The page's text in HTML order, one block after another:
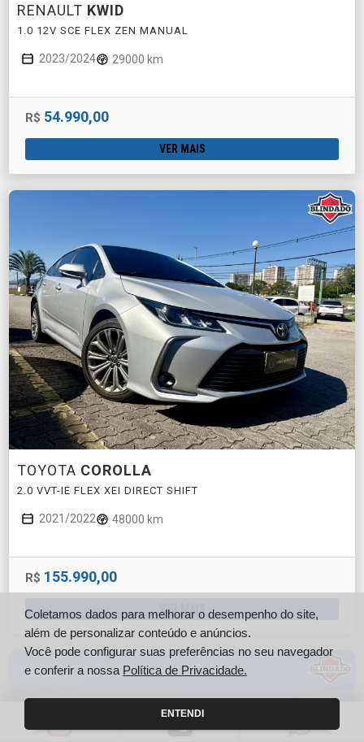
RENAULT KWID
1.0 12V SCE FLEX ZEN MANUAL
2023/2024 29000 km
R$ 54.990,00
VER MAIS
TOYOTA COROLLA
2.0 VVT-IE FLEX XEI DIRECT SHIFT
2021/2022 48000 km
R$ 155.990,00
VER MAIS
Coletamos dados para melhorar o desempenho do site,
além de personalizar conteúdo e anúncios.
Você pode configurar suas preferências no seu navegador
e conferir a nossa Política de Privacidade.
ENTENDI